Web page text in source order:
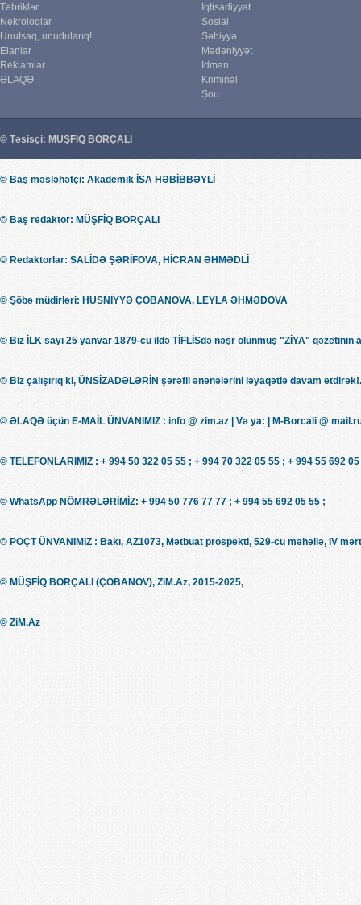
Təbriklər
Nekroloqlar
Unutsaq, unudularıq!..
Elanlar
Reklamlar
ƏLAQƏ
İqtisadiyyat
Sosial
Səhiyyə
Mədəniyyət
İdman
Kriminal
Şou
© Təsisçi: MÜŞFİQ BORÇALI
© Baş məsləhətçi: Akademik İSA HƏBİBBƏYLİ
© Baş redaktor: MÜŞFİQ BORÇALI
© Redaktorlar: SALİDƏ ŞƏRİFOVA, HİCRAN ƏHMƏDLİ
© Şöbə müdirləri: HÜSNİYYƏ ÇOBANOVA, LEYLA ƏHMƏDOVA
© Biz İLK sayı 25 yanvar 1879-cu ildə TİFLİSdə nəşr olunmuş "ZİYA" qəzetinin
© Biz çalışırıq ki, ÜNSİZADƏLƏRİN şərəfli ənənələrini ləyaqətlə davam
© ƏLAQƏ üçün E-MAİL ÜNVANIMIZ : info @ zim.az | Və ya: | M-Borcali @
© TELEFONLARIMIZ : + 994 50 322 05 55 ; + 994 70 322 05 55 ; + 994 55 692
© WhatsApp NÖMRƏLƏRİMİZ: + 994 50 776 77 77 ; + 994 55 692 05 55 ;
© POÇT ÜNVANIMIZ : Bakı, AZ1073, Mətbuat prospekti, 529-cu məhəllə, IV
© MÜŞFİQ BORÇALI (ÇOBANOV), ZiM.Az, 2015-2025,
© ZiM.Az